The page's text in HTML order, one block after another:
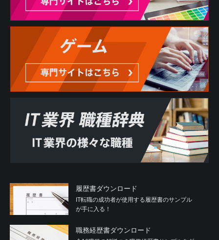
集団その他これらに準ずる者（総称して以下、反社会的勢
力といいます。）に該当せず、かつ、次のいずれにも該当
しないことを表明し、また、将来にわたってもこれらに該
当しないことを確約するものとします。
(1) 反社会的勢力が経営を支配していると認められる関係を
有すること
(2) 反社会的勢力が経営に実質的に関与していると認められ
る関係を有すること
(3) 自己もしくは第三者の不正の利益を図る目的または第三
者に損害を加える目的をもってするなど、不当に反社会的
勢力を利用していると認められる関係を有すること
(4) 反社会的勢力に対して資金等を提供し、または便宜を供
与するなどの関与をしていると認められる関係を有するこ
(5) 役員または経営に実質的に関与している者が反社会的勢
力と社会的に非難されるべき関係を有すること
該当する行為を行わないことを確約するものとします。
(1) 暴力的な要求行為
(2) 法的な責任を超えた不当な要求行為
(3) 取引に関して、脅迫的な言動をし、または暴力を用いる
(4) 風説を流布し、偽計を用いまたは威力を用いて当社、他
履歴書ダウンロード
IT転職の成功者が使用する履歴書のサンプル
が手に入る！
職務経歴書ダウンロード